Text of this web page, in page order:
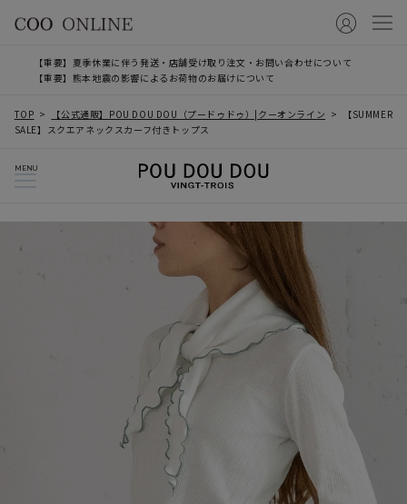
【重要】夏季休業に伴う発送・店舗受け取り注文・お問い合わせについて
【重要】熊本地震の影響によるお荷物のお届けについて
TOP 【公式通販】POU DOU DOU（プードゥドゥ）|クーオンライン
【SUMMER
SALE】スクエアネックスカーフ付きトップス
MENU